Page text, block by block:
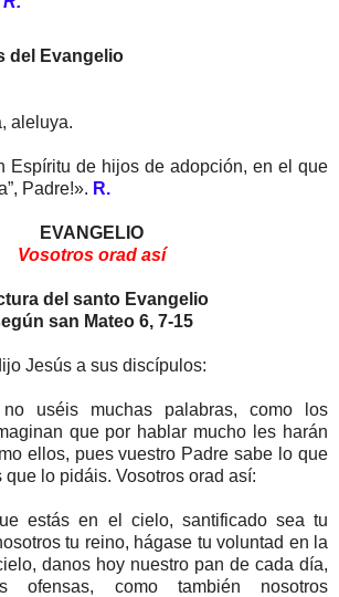
del Evangelio
aleluya.
Espíritu de hijos de adopción, en el que
Padre!». R.
EVANGELIO
Vosotros orad así
del santo Evangelio
san Mateo 6, 7-15
Jesús a sus discípulos:
uséis muchas palabras, como los
que por hablar mucho les harán
ellos, pues vuestro Padre sabe lo que
que lo pidáis. Vosotros orad así:
estás en el cielo, santificado sea tu
tu reino, hágase tu voluntad en la
danos hoy nuestro pan de cada día,
ofensas, como también nosotros